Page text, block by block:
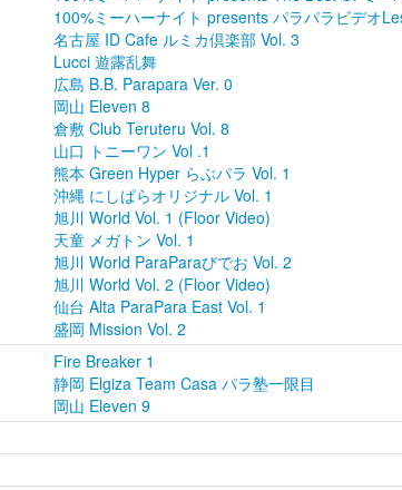
100%ミーハーナイト presents パラパラビデオ
名古屋 ID Cafe ルミカ倶楽部 Vol. 3
Lucci 遊露乱舞
広島 B.B. Parapara Ver. 0
岡山 Eleven 8
倉敷 Club Teruteru Vol. 8
山口 トニーワン Vol .1
熊本 Green Hyper らぶパラ Vol. 1
沖縄 にしぱらオリジナル Vol. 1
旭川 World Vol. 1 (Floor Video)
天童 メガトン Vol. 1
旭川 World ParaParaびでお Vol. 2
旭川 World Vol. 2 (Floor Video)
仙台 Alta ParaPara East Vol. 1
盛岡 Mission Vol. 2
Fire Breaker 1
静岡 Elgiza Team Casa パラ塾一限目
岡山 Eleven 9